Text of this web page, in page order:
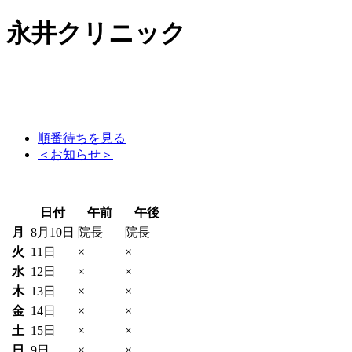
永井クリニック
順番待ちを見る
＜お知らせ＞
日付 午前
午後
月
8月10日 院長
院長
火 11日 ×
×
水 12日 ×
×
木 13日 ×
×
金 14日 ×
×
土 15日 ×
×